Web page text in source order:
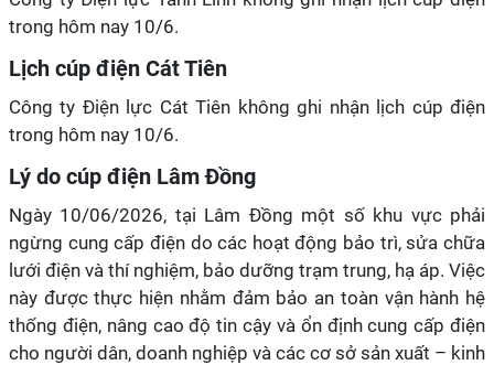
trong hôm nay 10/6.
Lịch cúp điện Cát Tiên
Công ty Điện lực Cát Tiên không ghi nhận lịch cúp điện
trong hôm nay 10/6.
Lý do cúp điện Lâm Đồng
Ngày 10/06/2026, tại Lâm Đồng một số khu vực phải
ngừng cung cấp điện do các hoạt động bảo trì, sửa chữa
lưới điện và thí nghiệm, bảo dưỡng trạm trung, hạ áp. Việc
này được thực hiện nhằm đảm bảo an toàn vận hành hệ
thống điện, nâng cao độ tin cậy và ổn định cung cấp điện
cho người dân, doanh nghiệp và các cơ sở sản xuất – kinh